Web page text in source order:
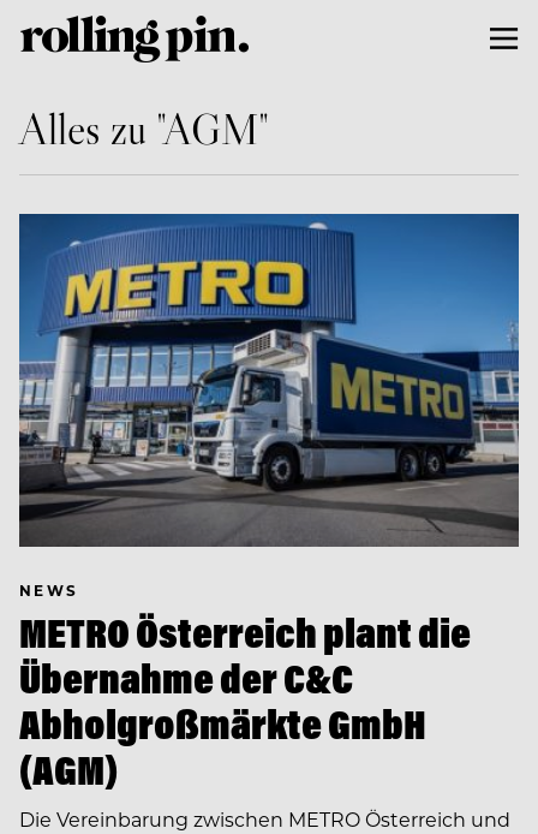
Alles zu "AGM"
NEWS
METRO Österreich plant die
Übernahme der C&C
Abholgroßmärkte GmbH
(AGM)
Die Vereinbarung zwischen METRO Österreich und